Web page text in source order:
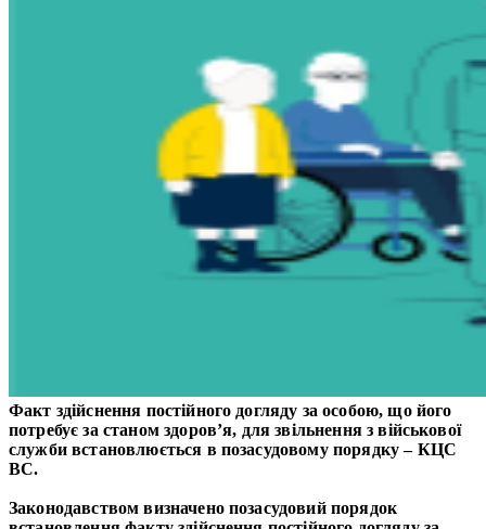
Факт здійснення постійного догляду за особою, що його
потребує за станом здоров’я, для звільнення з військової
служби встановлюється в позасудовому порядку – КЦС
ВС.
Законодавством визначено позасудовий порядок